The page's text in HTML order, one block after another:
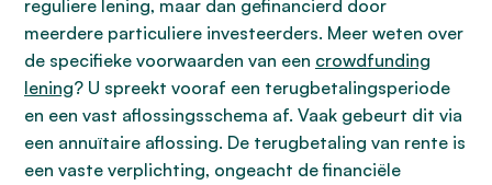
reguliere lening, maar dan gefinancierd door
meerdere particuliere investeerders. Meer weten over
de specifieke voorwaarden van een crowdfunding
lening? U spreekt vooraf een terugbetalingsperiode
en een vast aflossingsschema af. Vaak gebeurt dit via
een annuïtaire aflossing. De terugbetaling van rente is
een vaste verplichting, ongeacht de financiële